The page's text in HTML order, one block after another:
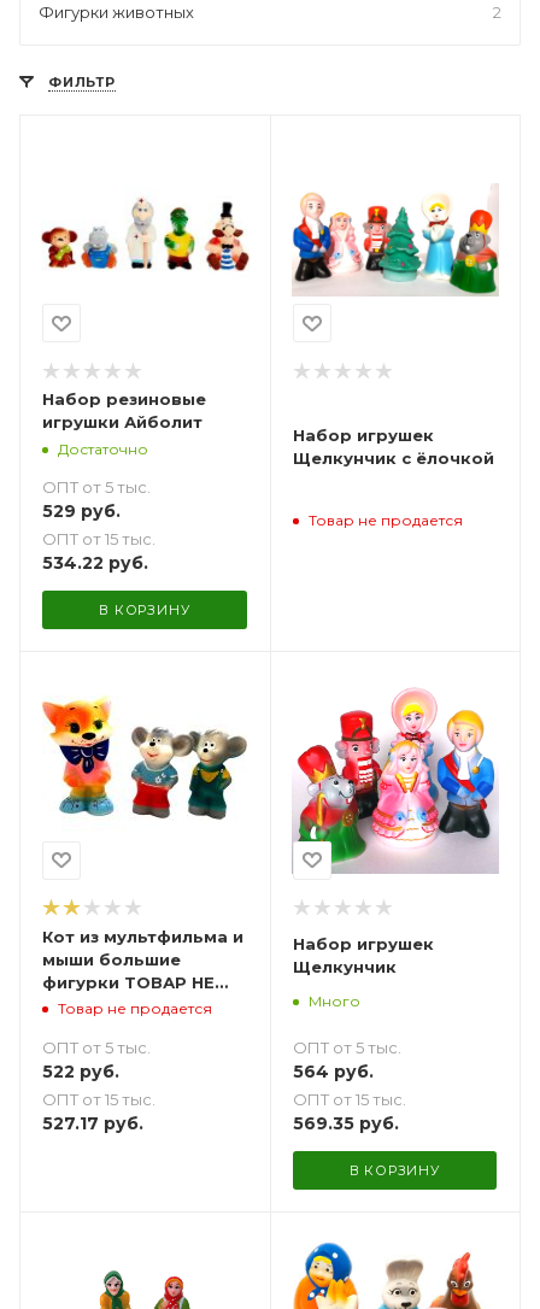
Фигурки животных 2
ФИЛЬТР
Набор резиновые
игрушки Айболит
Достаточно
ОПТ от 5 тыс.
529 руб.
ОПТ от 15 тыс.
534.22 руб.
В КОРЗИНУ
Набор игрушек
Щелкунчик с ёлочкой
Товар не продается
Кот из мультфильма и
мыши большие
фигурки ТОВАР НЕ
ПРЕДНАЗНАЧЕН ДЛЯ
Товар не продается
ОПТ от 5 тыс.
522 руб.
ОПТ от 15 тыс.
527.17 руб.
Набор игрушек
Щелкунчик
Много
ОПТ от 5 тыс.
564 руб.
ОПТ от 15 тыс.
569.35руб.
В КОРЗИНУ